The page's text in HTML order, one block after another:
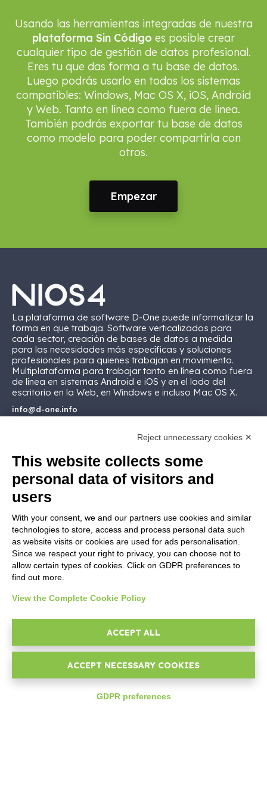
Usando las herramientas integradas de nuestra
plataforma Sin Código es posible crear
cualquier tipo de gestión de datos profesional.
Eres tu que das forma a tu base de datos.
Luego podrás usarlo en todos los sistemas
compatibles: Windows, Mac OS X, iOS, Android
y Web. Tanto en línea como fuera de línea.
También podrás exportar tu base de datos
como modelo para poder compartirla con
otros.
Empezar
La plataforma de software D-One puede informatizar la
forma en que trabaja. Software verticalizados para
cada sector, creación de bases de datos a medida
para las necesidades más específicas y soluciones
profesionales para quienes trabajan en movimiento.
Multiplataforma para trabajar tanto en línea como fuera
de línea en sistemas Android e iOS y en el lado del
escritorio en la Web, en Windows e incluso Mac OS X.
info@d-one.info
MARKETPLACE
Componentes ReportOne
Componentes PocketSell
Componentes D-TEC
Componentes Invoice4Cloud
Componente Adicional Ticketing
CREA TU SOFTWARE
API
Blog
Reject unnecessary cookies ✕
This website collects some
personal data of visitors and
users
With your consent, we and our partners use cookies and similar
technologies to store, access and process personal data such
as website visits or cookies are used for ads personalisation.
Since we respect your right to privacy, you can choose not to
allow certain types of cookies. Click on GDPR preferences to
find out more.
View the Complete Cookie Policy
ACCEPT ALL
ACCEPT NECESSARY COOKIES
GDPR preferences